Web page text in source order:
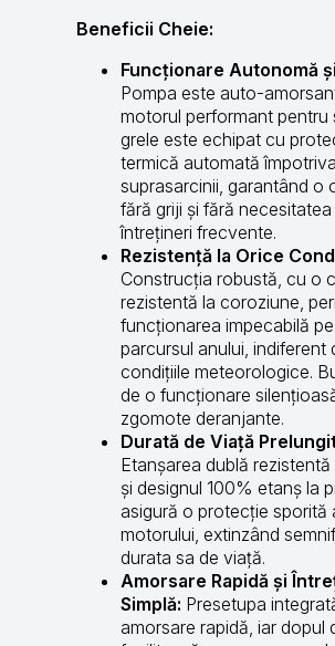
Beneficii Cheie:
Funcționare Autonomă
Pompa este auto-
motorul performant pentru
grele este echipat cu
termică automată împotriva
suprasarcinii, garantând o
fără griji și fără necesitatea
întrețineri frecvente.
Rezistență la Orice
Construcția robustă, cu o
rezistentă la coroziune,
funcționarea impecabilă
parcursul anului, indiferent
condițiile meteorologice.
de o funcționare
zgomote deranjante.
Durată de Viață
Etanșarea dublă rezistentă
și designul 100% etanș la
asigură o protecție sporită
motorului, extinzând
durata sa de viață.
Amorsare Rapidă și
Simplă: Presetupa
amorsare rapidă, iar dopul